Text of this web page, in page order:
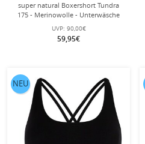
super natural Boxershort Tundra
175 - Merinowolle - Unterwäsche
Chinois grün Herren - 2 Stück
UVP: 90,00€
59,95€
NEU